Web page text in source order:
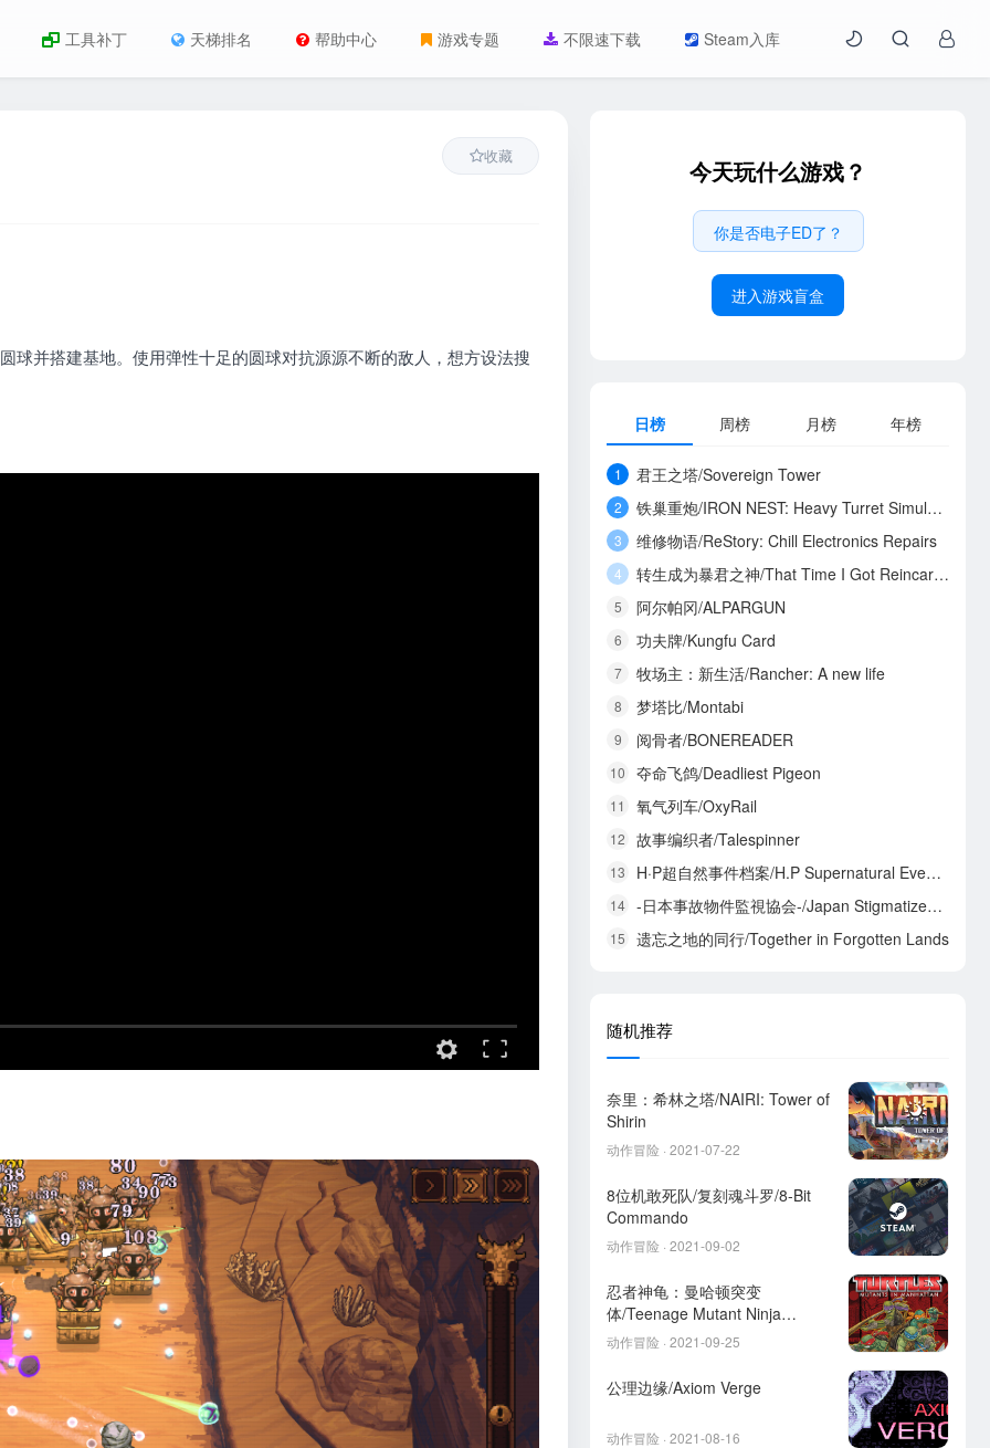
工具补丁 天梯排名 帮助中心 游戏专题 不限速下载 Steam入库
收藏
球并搭建基地。使用弹性十足的圆球对抗源源不断的敌人，想方设法搜
今天玩什么游戏？
你是否电子ED了？
进入游戏盲盒
日榜 周榜 月榜 年榜
1 君王之塔/Sovereign Tower
2 铁巢重炮/IRON NEST: Heavy Turret Simulator
3 维修物语/ReStory: Chill Electronics Repairs
4 转生成为暴君之神/That Time I Got Reincarnated as a Tyrant God
5 阿尔帕冈/ALPARGUN
6 功夫牌/Kungfu Card
7 牧场主：新生活/Rancher: A new life
8 梦塔比/Montabi
9 阅骨者/BONEREADER
10 夺命飞鸽/Deadliest Pigeon
11 氧气列车/OxyRail
12 故事编织者/Talespinner
13 H·P超自然事件档案/H.P Supernatural Event Archives
14 -日本事故物件監視協会-/Japan Stigmatized Property3
15 遗忘之地的同行/Together in Forgotten Lands
随机推荐
奈里：希林之塔/NAIRI: Tower of
Shirin
动作冒险 · 2021-07-22
8位机敢死队/复刻魂斗罗/8-Bit
Commando
动作冒险 · 2021-09-02
忍者神龟：曼哈顿突变
体/Teenage Mutant Ninja
Turtles: Mutants in Manhattan
动作冒险 · 2021-09-25
公理边缘/Axiom Verge
动作冒险 · 2021-08-16